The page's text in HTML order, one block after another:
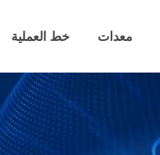
معدات خط العملية